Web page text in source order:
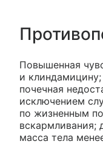
Повышенная
и
почечная
исключением
по жизненным
вскармливания;
масса тела